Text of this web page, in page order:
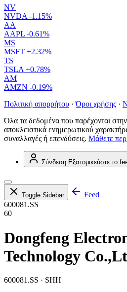
NV
NVDA -1.15%
AA
AAPL -0.61%
MS
MSFT +2.32%
TS
TSLA +0.78%
AM
AMZN -0.19%
Πολιτική απορρήτου · Όροι χρήσης ·
Όλα τα δεδομένα που παρέχονται
αποκλειστικά ενημερωτικού
συναλλαγές ή επενδύσεις. Μάθετε
Σύνδεση Εξατομικεύστε το
Toggle Sidebar
Feed
600081.SS
60
Dongfeng
Technology
600081.SS · SHH